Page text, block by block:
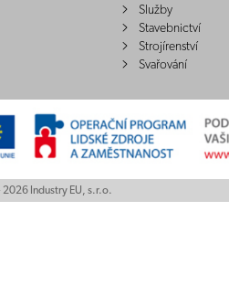
Služby
Stavebnictví
Strojírenství
Svařování
Industry EU, s.r.o.